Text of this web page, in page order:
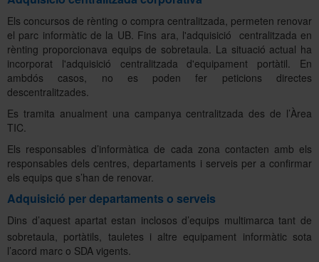
Directori
Els concursos de rènting o compra centralitzada, permeten renovar
el parc informàtic de la UB. Fins ara, l'adquisició centralitzada en
rènting proporcionava equips de sobretaula. La situació actual ha
incorporat l'adquisició centralitzada d'equipament portàtil. En
ambdós casos, no es poden fer peticions directes
descentralitzades.
Es tramita anualment una campanya centralitzada des de l’Àrea
TIC.
Els responsables d’informàtica de cada zona contacten amb els
responsables dels centres, departaments i serveis per a confirmar
els equips que s’han de renovar.
Adquisició per departaments o serveis
Dins d’aquest apartat estan inclosos d’equips multimarca tant de
sobretaula, portàtils, tauletes i altre equipament informàtic sota
l’acord marc o SDA vigents.